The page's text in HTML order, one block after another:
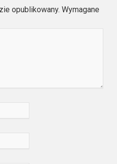
opublikowany. Wymagane